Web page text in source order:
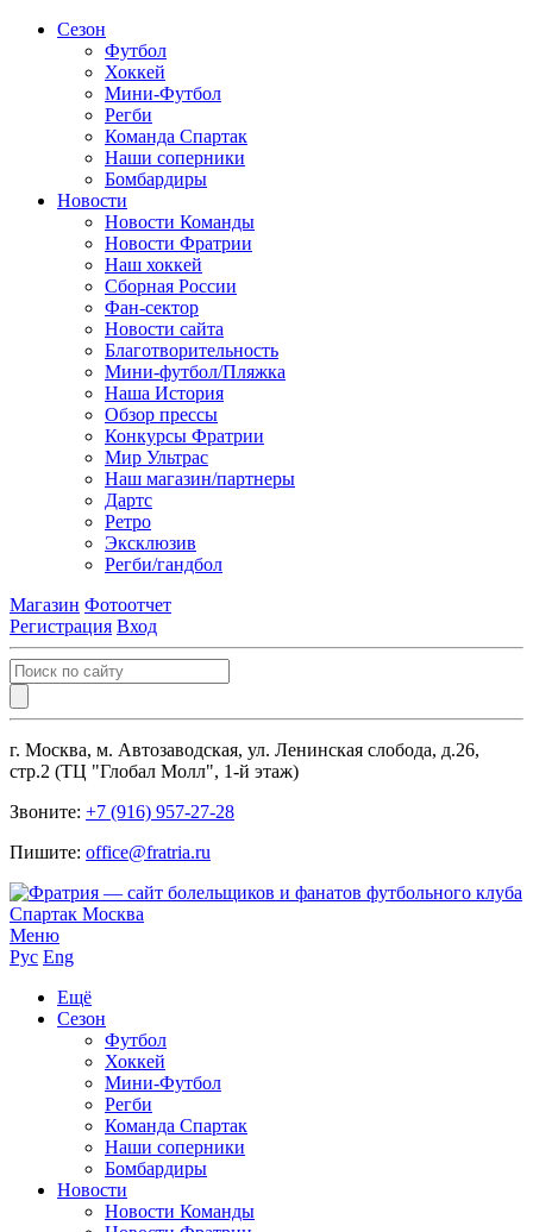
Сезон
Футбол
Хоккей
Мини-Футбол
Регби
Команда Спартак
Наши соперники
Бомбардиры
Новости
Новости Команды
Новости Фратрии
Наш хоккей
Сборная России
Фан-cектор
Новости сайта
Благотворительность
Мини-футбол/Пляжка
Наша История
Обзор прессы
Конкурсы Фратрии
Мир Ультрас
Наш магазин/партнеры
Дартс
Ретро
Эксклюзив
Регби/гандбол
Магазин Фотоотчет
Регистрация Вход
г. Москва, м. Автозаводская, ул. Ленинская слобода, д.26,
стр.2 (ТЦ "Глобал Молл", 1-й этаж)
Звоните: +7 (916) 957-27-28
Пишите: office@fratria.ru
Меню
Рус Eng
Ещё
Сезон
Футбол
Хоккей
Мини-Футбол
Регби
Команда Спартак
Наши соперники
Бомбардиры
Новости
Новости Команды